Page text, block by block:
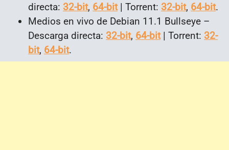
directa: 32-bit, 64-bit| Torrent: 32-bit, 64-bit.
Medios en vivo de Debian 11.1 Bullseye –
Descarga directa: 32-bit, 64-bit| Torrent: 32-
bit, 64-bit.